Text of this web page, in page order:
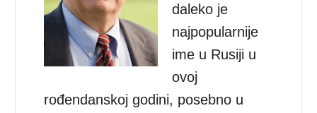
daleko je
najpopularnije
ime u Rusiji u
ovoj
rođendanskoj godini, posebno u